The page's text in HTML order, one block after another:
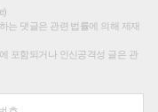
는 댓글은 관련 법률에 의해 제재
포함되거나 인신공격성 글은 관